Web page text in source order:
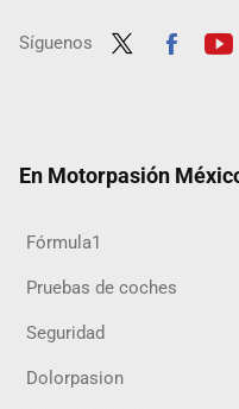
Síguenos
En Motorpasión
Fórmula1
Pruebas de coches
Seguridad
Dolorpasion